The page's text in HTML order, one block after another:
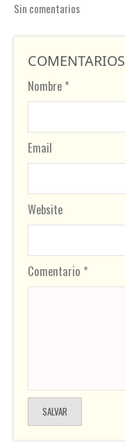
Sin comentarios
COMENTARIOS
Nombre *
Email
Website
Comentario *